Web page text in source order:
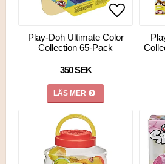
Lägg till
Lägg till
Play-Doh Ultimate Color
Collection 65-Pack
350 SEK
LÄS MER